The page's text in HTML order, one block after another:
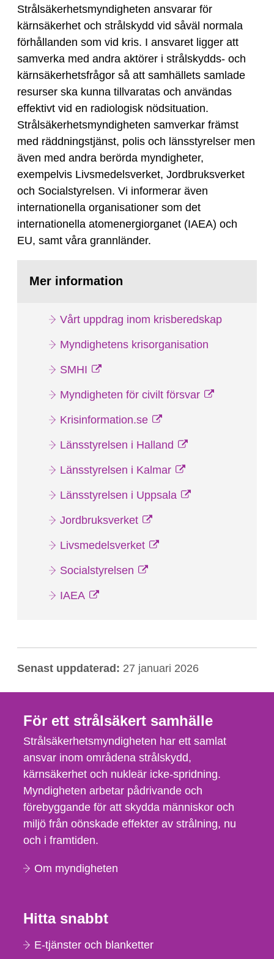
Strålsäkerhetsmyndigheten ansvarar för
kärnsäkerhet och strålskydd vid såväl normala
förhållanden som vid kris. I ansvaret ligger att
samverka med andra aktörer i strålskydds- och
kärnsäkerhetsfrågor så att samhällets samlade
resurser ska kunna tillvaratas och användas
effektivt vid en radiologisk nödsituation.
Strålsäkerhetsmyndigheten samverkar främst
med räddningstjänst, polis och länsstyrelser men
även med andra berörda myndigheter,
exempelvis Livsmedelsverket, Jordbruksverket
och Socialstyrelsen. Vi informerar även
internationella organisationer som det
internationella atomenergiorganet (IAEA) och
EU, samt våra grannländer.
Mer information
Vårt uppdrag inom krisberedskap
Myndighetens krisorganisation
SMHI
Myndigheten för civilt försvar
Krisinformation.se
Länsstyrelsen i Halland
Länsstyrelsen i Kalmar
Länsstyrelsen i Uppsala
Jordbruksverket
Livsmedelsverket
Socialstyrelsen
IAEA
Senast uppdaterad: 27 januari 2026
För ett strålsäkert samhälle
Strålsäkerhetsmyndigheten har ett samlat
ansvar inom områdena strålskydd,
kärnsäkerhet och nukleär icke-spridning.
Myndigheten arbetar pådrivande och
förebyggande för att skydda människor och
miljö från oönskade effekter av strålning, nu
och i framtiden.
Om myndigheten
Hitta snabbt
E-tjänster och blanketter